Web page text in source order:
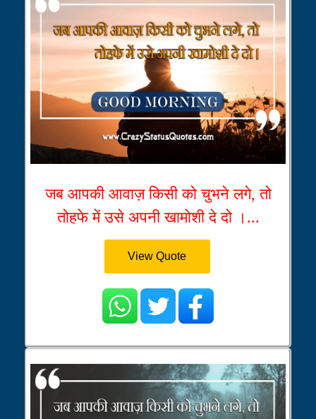
जब आपकी आवाज़ किसी को चुभने लगे, तो
तोहफे में उसे अपनी खामोशी दे दो ।...
View Quote